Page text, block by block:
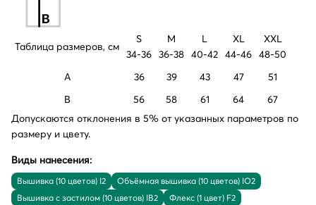
Таблица размеров, см
S
34-36
M
36-38
L
40-42
XL
44-46
XXL
48-50
A
36 39 43 47
51
B
56 58 61 64
67
Допускаются отклонения в 5% от указанных параметров по
размеру и цвету.
Виды нанесения:
Вышивка (10 цветов) I2
Объёмная вышивка (10 цветов) IO2
Вышивка с застилом (10 цветов) IB2
Флекс (1 цвет) F2